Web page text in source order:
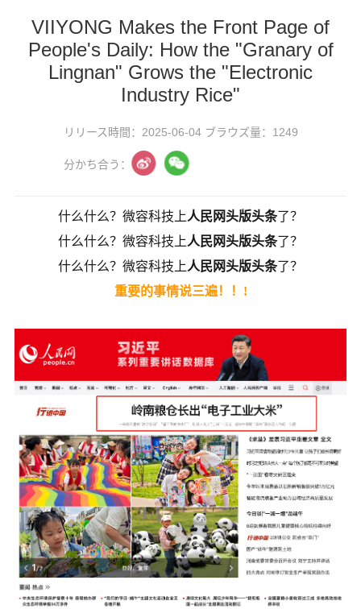
VIIYONG Makes the Front Page of
People's Daily: How the "Granary of
Lingnan" Grows the "Electronic
Industry Rice"
リリース時間：2025-06-04 ブラウズ量：1249
分かち合う：
什么什么？微容科技上人民网头版头条了？
什么什么？微容科技上人民网头版头条了？
什么什么？微容科技上人民网头版头条了？
重要的事情说三遍！！!